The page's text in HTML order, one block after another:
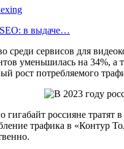
SEO: в выдаче…
среди сервисов для
уменьшилась на
рост потребляемого
россияне тратят
трафика в «Контур